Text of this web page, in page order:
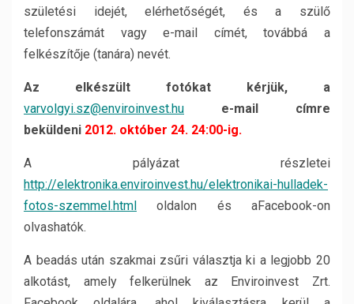
születési idejét, elérhetőségét, és a szülő
telefonszámát vagy e-mail címét, továbbá a
felkészítője (tanára) nevét.
Az elkészült fotókat kérjük, a
varvolgyi.sz@enviroinvest.hu e-mail címre
beküldeni 2012. október 24. 24:00-ig.
A pályázat részletei
http://elektronika.enviroinvest.hu/elektronikai-hulladek-
fotos-szemmel.html oldalon és aFacebook-on
olvashatók.
A beadás után szakmai zsűri választja ki a legjobb 20
alkotást, amely felkerülnek az Enviroinvest Zrt.